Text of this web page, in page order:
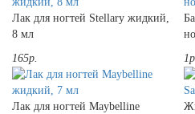
Лак для ногтей Stellary жидкий,
8 мл
165р.
Лак для ногтей Maybelline